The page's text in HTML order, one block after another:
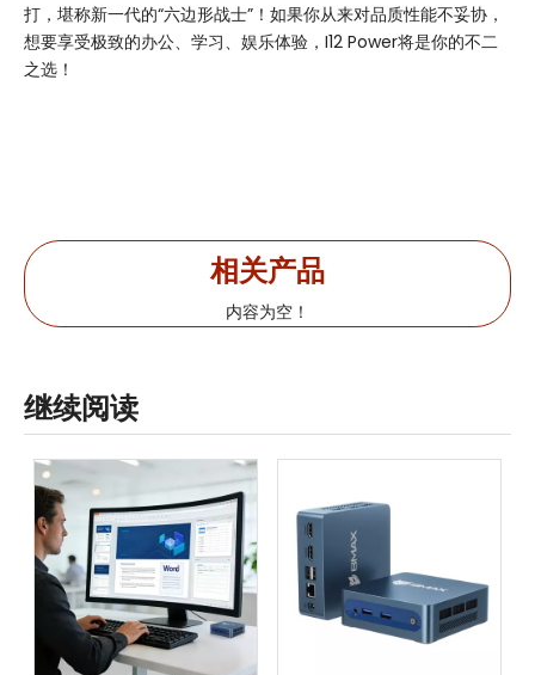
打，堪称新一代的“六边形战士”！如果你从来对品质性能不妥协，
想要享受极致的办公、学习、娱乐体验，I12 Power将是你的不二
之选！
相关产品
内容为空！
继续阅读